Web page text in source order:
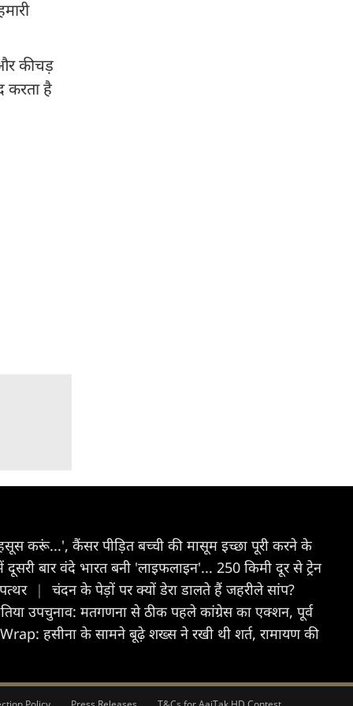
कीचड़
करता है
करूं...', कैंसर पीड़ित बच्ची की मासूम इच्छा पूरी करने के
दूसरी बार वंदे भारत बनी 'लाइफलाइन'... 250 किमी दूर से ट्रेन
|
चंदन के पेड़ों पर क्यों डेरा डालते हैं जहरीले सांप?
उपचुनाव: मतगणना से ठीक पहले कांग्रेस का एक्शन, पूर्व
हसीना के सामने बूढ़े शख्स ने रखी थी शर्त, रामायण की